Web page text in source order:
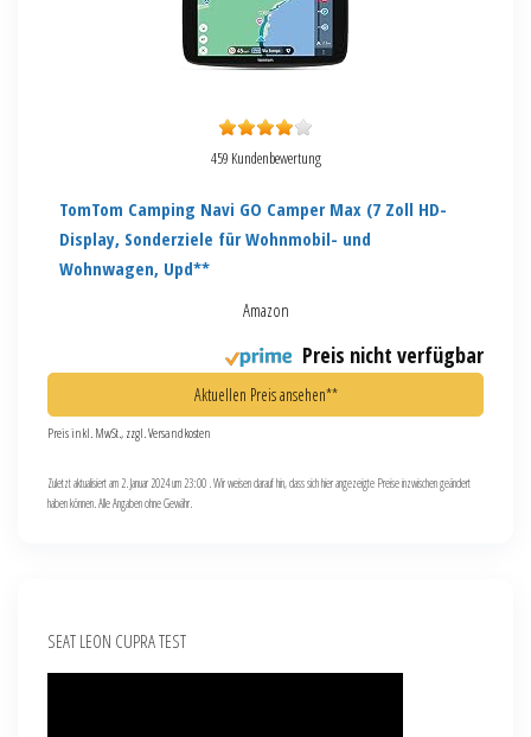
459 Kundenbewertung
TomTom Camping Navi GO Camper Max (7 Zoll HD-
Display, Sonderziele für Wohnmobil- und
Wohnwagen, Upd**
Amazon
Preis nicht verfügbar
Aktuellen Preis ansehen**
Preis inkl. MwSt., zzgl. Versandkosten
Zuletzt aktualisiert am 2. Januar 2024 um 23:00 . Wir weisen darauf hin, dass sich hier angezeigte Preise inzwischen geändert
haben können. Alle Angaben ohne Gewähr.
SEAT LEON CUPRA TEST